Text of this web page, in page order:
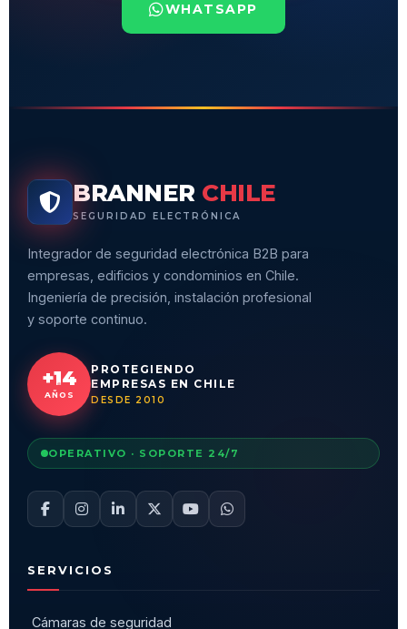
WHATSAPP
BRANNER CHILE
SEGURIDAD ELECTRÓNICA
Integrador de seguridad electrónica B2B para
empresas, edificios y condominios en Chile.
Ingeniería de precisión, instalación profesional
y soporte continuo.
+14
AÑOS
PROTEGIENDO
EMPRESAS EN CHILE
DESDE 2010
OPERATIVO · SOPORTE 24/7
SERVICIOS
Cámaras de seguridad